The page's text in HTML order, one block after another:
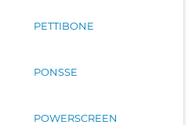
PETTIBONE
PONSSE
POWERSCREEN